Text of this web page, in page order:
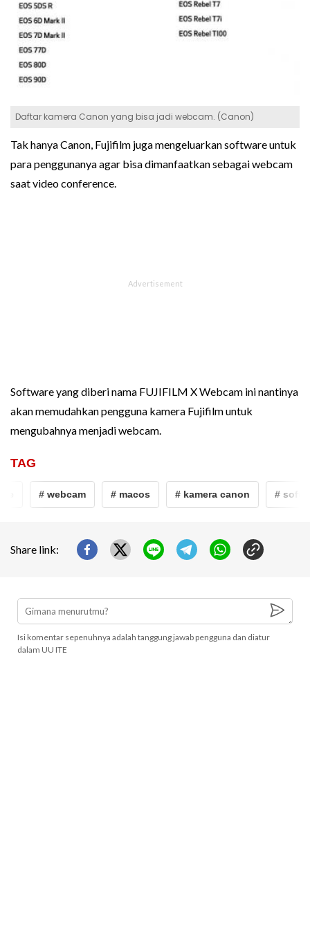
Daftar kamera Canon yang bisa jadi webcam. (Canon)
Tak hanya Canon, Fujifilm juga mengeluarkan software untuk
para penggunanya agar bisa dimanfaatkan sebagai webcam
saat video conference.
Software yang diberi nama FUJIFILM X Webcam ini nantinya
akan memudahkan pengguna kamera Fujifilm untuk
mengubahnya menjadi webcam.
TAG
# webcam # macos # kamera canon #
Share link:
Isi komentar sepenuhnya adalah tanggung jawab pengguna dan diatur
dalam UU ITE